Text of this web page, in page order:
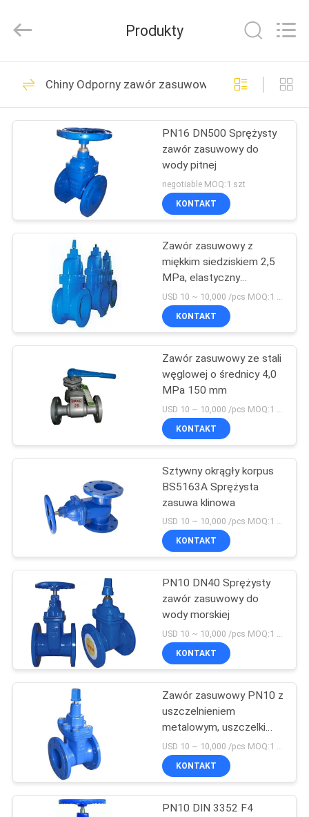
DOM
PRODUKTY
NAS
WYCIECZKA
FABRYCE
KONTROLA
JAKOŚCI
SKONTAKTUJ
SIĘ
NAMI
POPROSIĆ
WYCENĘ
SITEMAP
POLITYKA
PRYWATNOŚCI
Enterprise
Management
All
Reserved.
Zawór kulowy
montowany na
czopie
10
Pneumatyczny
zawór kulowy
10
Kołnierzowy zawór
kulowy
10
Zawór kulowy z
miękkim
siedziskiem
10
W pełni spawany
zawór kulowy
10
Produkty
Chiny Odporny zawór zasuwowy
PN16 DN500 Sprężysty
zawór zasuwowy do
wody pitnej
negotiable MOQ:1 szt
KONTAKT
Zawór zasuwowy z
miękkim siedziskiem 2,5
MPa, elastyczny
zasuwowy z ciemnym
prętem
KONTAKT
Zawór zasuwowy ze stali
węglowej o średnicy 4,0
MPa 150 mm
KONTAKT
Sztywny okrągły korpus
BS5163A Sprężysta
zasuwa klinowa
USD 10 ~ 10,000 /pcs MOQ:1 zestawy / szt
KONTAKT
PN10 DN40 Sprężysty
zawór zasuwowy do
wody morskiej
USD 10 ~ 10,000 /pcs MOQ:1 zestawy / szt
KONTAKT
Zawór zasuwowy PN10 z
uszczelnieniem
metalowym, uszczelki
trzpienia Zawory z
uszczelnieniem
sprężystym
KONTAKT
PN10 DIN 3352 F4